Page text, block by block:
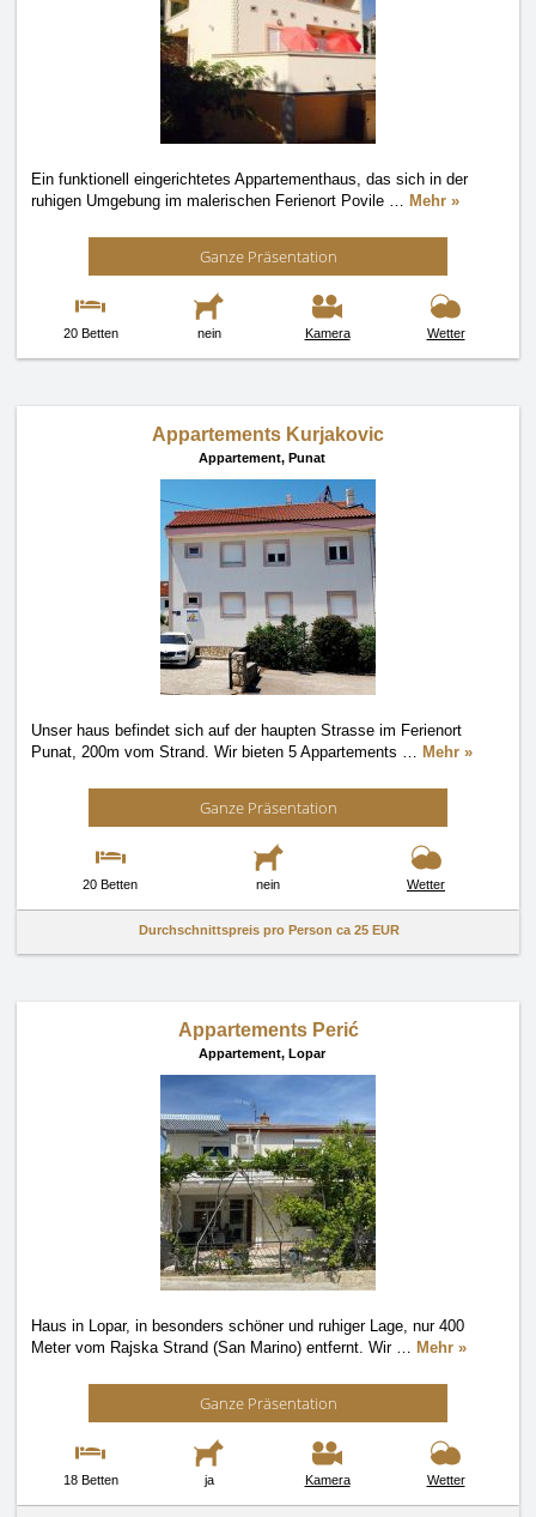
Ein funktionell eingerichtetes Appartementhaus, das sich in der
ruhigen Umgebung im malerischen Ferienort Povile … Mehr »
Ganze Präsentation
20 Betten nein Kamera Wetter
Appartements Kurjakovic
Appartement, Punat
Unser haus befindet sich auf der haupten Strasse im Ferienort
Punat, 200m vom Strand. Wir bieten 5 Appartements … Mehr »
Ganze Präsentation
20 Betten nein Wetter
Durchschnittspreis pro Person ca 25 EUR
Appartements Perić
Appartement, Lopar
Haus in Lopar, in besonders schöner und ruhiger Lage, nur 400
Meter vom Rajska Strand (San Marino) entfernt. Wir … Mehr »
Ganze Präsentation
18 Betten ja Kamera Wetter